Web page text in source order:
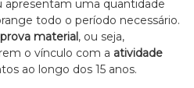
apresentam uma quantidade
todo o período necessário.
material, ou seja,
o vínculo com a atividade
ao longo dos 15 anos.